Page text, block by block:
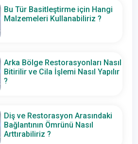
Bu Tür Basitleştirme için Hangi
Malzemeleri Kullanabiliriz ?
Arka Bölge Restorasyonları Nasıl
Bitirilir ve Cila İşlemi Nasıl Yapılır
?
Diş ve Restorasyon Arasındaki
Bağlantının Ömrünü Nasıl
Arttırabiliriz ?